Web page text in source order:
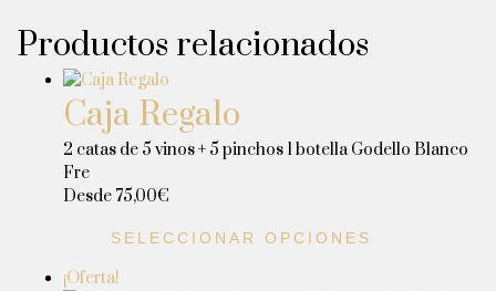
Productos relacionados
Caja Regalo
2 catas de 5 vinos + 5 pinchos 1 botella Godello Blanco
Fre
Desde 75,00€
SELECCIONAR OPCIONES
¡Oferta!